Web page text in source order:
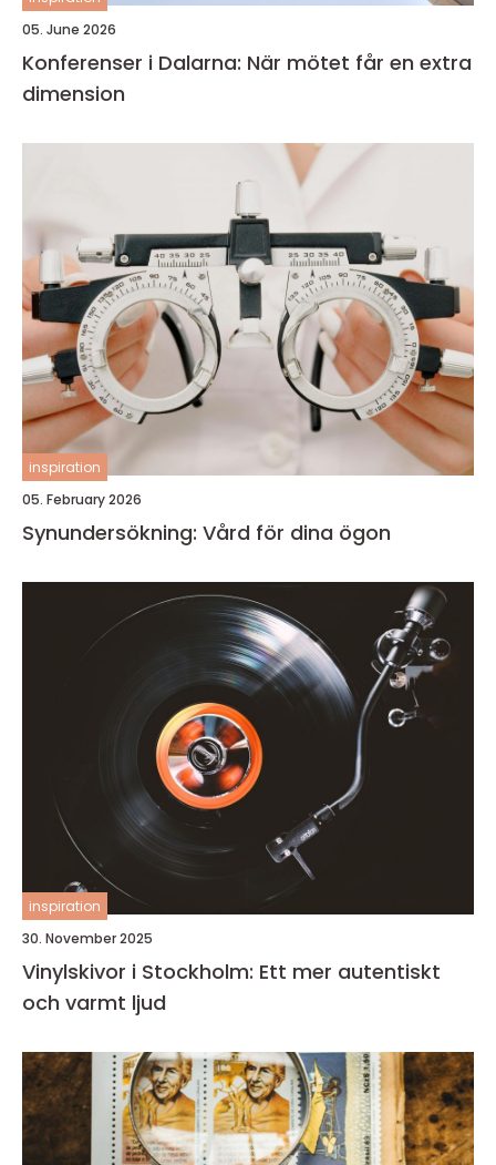
05. June 2026
Konferenser i Dalarna: När mötet får en extra
dimension
inspiration
05. February 2026
Synundersökning: Vård för dina ögon
inspiration
30. November 2025
Vinylskivor i Stockholm: Ett mer autentiskt
och varmt ljud